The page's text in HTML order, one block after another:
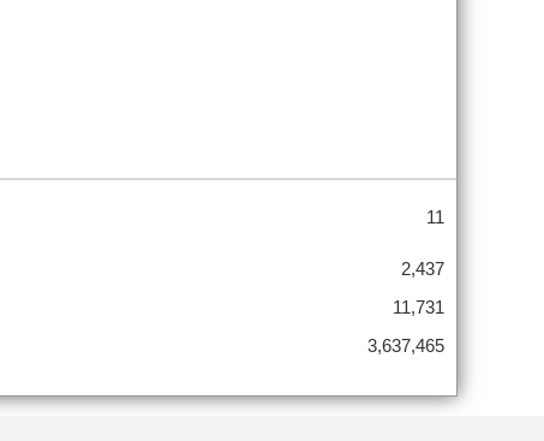
11
2,437
11,731
3,637,465